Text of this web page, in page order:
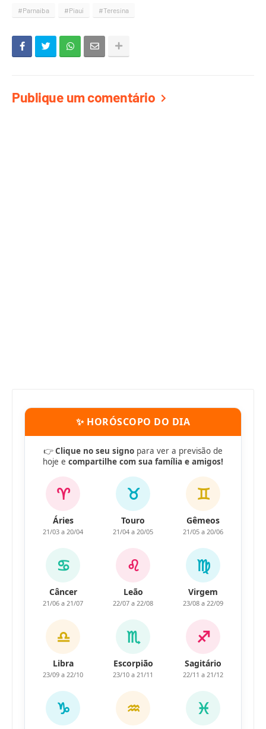
#Parnaiba #Piauí #Teresina
Publique um comentário
✨ HORÓSCOPO DO DIA
👉Clique no seu signo para ver a previsão de
hoje e compartilhe com sua família e amigos!
♈
Áries
21/03 a 20/04
♉
Touro
21/04 a 20/05
♊
Gêmeos
21/05 a 20/06
♋
Câncer
21/06 a 21/07
♌
Leão
22/07 a 22/08
♍
Virgem
23/08 a 22/09
♎
Libra
23/09 a 22/10
♏
Escorpião
23/10 a 21/11
♐
Sagitário
22/11 a 21/12
♑ ♒ ♓